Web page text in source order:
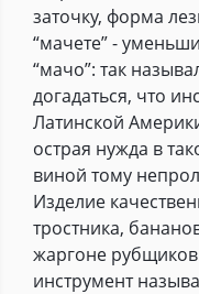
заточку, форма
“мачете” -
“мачо”: так
догадаться, что
Латинской
острая нужда в
виной тому
Изделие
тростника,
жаргоне рубщиков
инструмент